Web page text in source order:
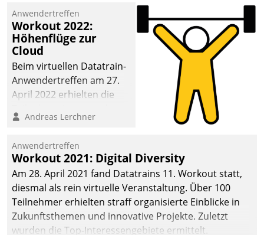
Mammutprojekte
meistern und Workloads
wuppen – bei zunehmend
anspruchsvollen
Aufgaben und
abnehmendem
Anwendertreffen
Workout 2022:
Höhenflüge zur
Cloud
Beim virtuellen Datatrain-
Anwendertreffen am 27.
April 2022 erhielten die
Teilnehmer kurzweilige
Cloud-Strategien und -
Lösungen mit hohem
Zukunftspotenzial.
Andreas Lerchner
Anwendertreffen
Workout 2021: Digital Diversity
Am 28. April 2021 fand Datatrains 11. Workout statt,
diesmal als rein virtuelle Veranstaltung. Über 100
Teilnehmer erhielten straff organisierte Einblicke in
Zukunftsthemen und innovative Projekte. Zuletzt
wurden die Top-Interessengebiete ermittelt.